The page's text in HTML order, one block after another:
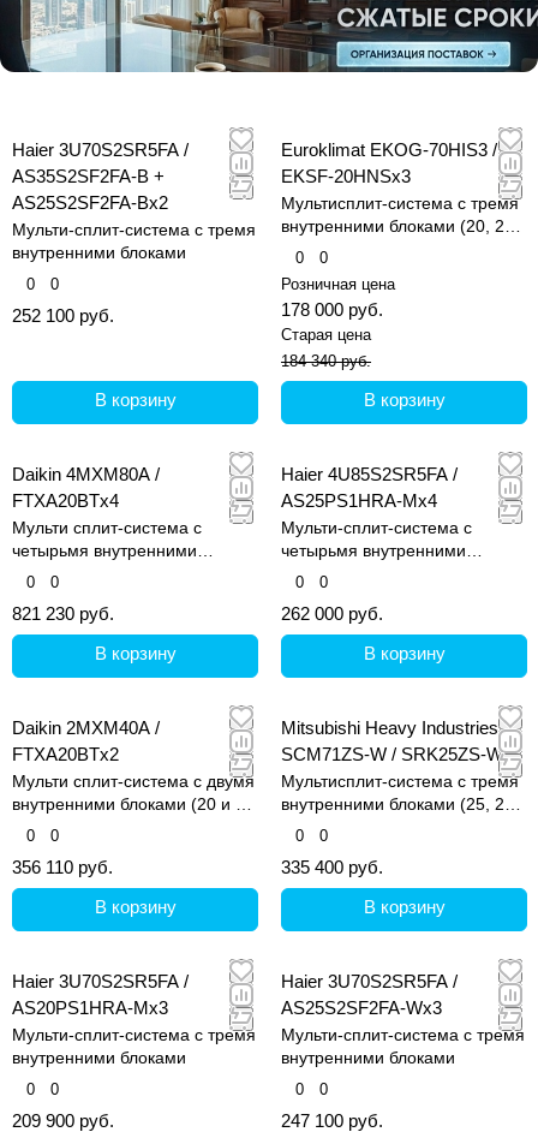
Haier 3U70S2SR5FA /
AS35S2SF2FA-B +
AS25S2SF2FA-Bx2
Мульти-сплит-система с тремя
внутренними блоками
0 0
252 100 руб.
В корзину
Euroklimat EKOG-70HIS3 /
EKSF-20HNSх3
Мультисплит-система с тремя
внутренними блоками (20, 20
и 20 кв.м)
0
0
Розничная цена
178 000 руб.
Старая цена
184 340 руб.
В корзину
Daikin 4MXM80A /
FTXA20BTx4
Мульти сплит-система с
четырьмя внутренними
блоками (20, 20, 20 и 20 кв.м)
0 0
821 230 руб.
В корзину
Haier 4U85S2SR5FA /
AS25PS1HRA-Mx4
Мульти-сплит-система с
четырьмя внутренними
блоками
0 0
262 000 руб.
В корзину
Daikin 2MXM40A /
FTXA20BTx2
Мульти сплит-система с двумя
внутренними блоками (20 и 20
кв.м)
0 0
356 110 руб.
В корзину
Mitsubishi Heavy Industries
SCM71ZS-W / SRK25ZS-Wx3
Мультисплит-система с тремя
внутренними блоками (25, 25
и 25 кв.м)
0 0
335 400 руб.
В корзину
Haier 3U70S2SR5FA /
AS20PS1HRA-Mx3
Мульти-сплит-система с тремя
внутренними блоками
0 0
209 900 руб.
Haier 3U70S2SR5FA /
AS25S2SF2FA-Wx3
Мульти-сплит-система с тремя
внутренними блоками
0 0
247 100 руб.